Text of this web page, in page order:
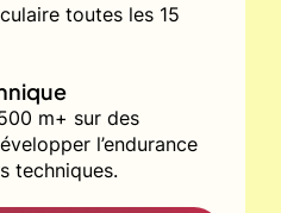
toutes les 15
m+ sur des
l’endurance
techniques.